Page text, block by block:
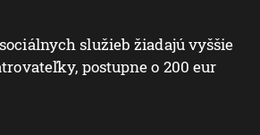
služieb žiadajú vyššie
postupne o 200 eur